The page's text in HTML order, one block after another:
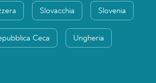
Slovacchia Slovenia
Ceca Ungheria